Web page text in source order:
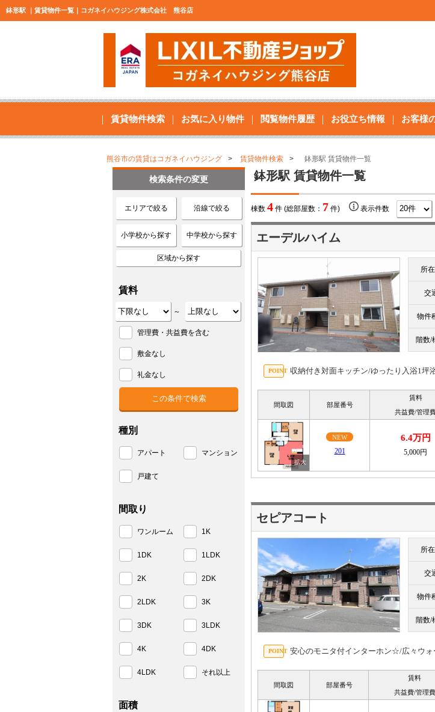
鉢形駅 ｜賃貸物件一覧｜コガネイハウジング株式会社 熊谷店
賃貸物件検索 お気に入り物件 閲覧物件履歴 お役立ち情報 お客様
熊谷市の賃貸はコガネイハウジング 賃貸物件検索 鉢形駅 賃貸物件一覧
鉢形駅 賃貸物件一覧
棟数 4 件 (総部屋数： 7 件) 表示件数
エーデルハイム
所
交
物件
階数/
収納付き対面キッチン/ゆったり入浴1坪
間取図 部屋番号
賃料
共益費/管理
NEW
201
6.4万円
5,000円
セピアコート
所
交
物件
階数/
安心のモニタ付インターホン☆/広々ウォ
間取図 部屋番号
賃料
共益費/管理費
検索条件の変更
エリアで絞る 沿線で絞る
小学校から探す 中学校から探す
区域から探す
賃料
～
管理費・共益費を含む
敷金なし
礼金なし
種別
アパート マンション
戸建て
間取り
ワンルーム 1K
1DK 1LDK
2K 2DK
2LDK 3K
3DK 3LDK
4K 4DK
4LDK それ以上
面積